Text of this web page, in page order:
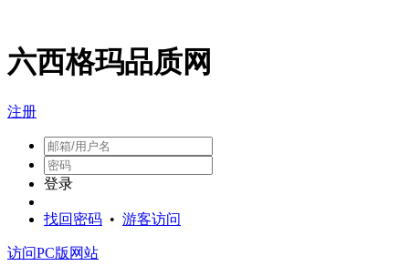
六西格玛品质网
注册
登录
找回密码 • 游客访问
访问PC版网站